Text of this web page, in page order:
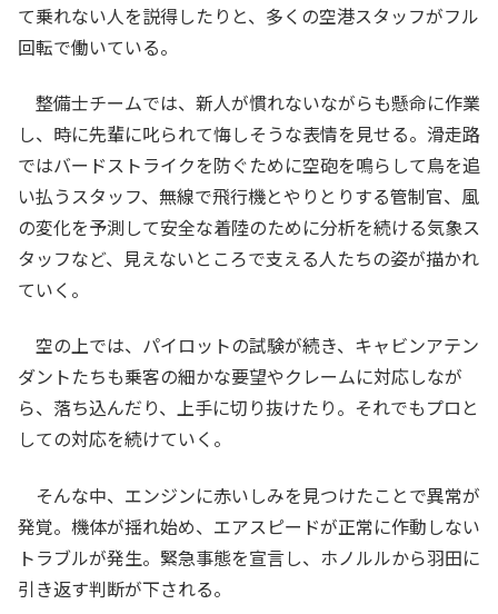
て乗れない人を説得したりと、多くの空港スタッフがフル
回転で働いている。
整備士チームでは、新人が慣れないながらも懸命に作業
し、時に先輩に叱られて悔しそうな表情を見せる。滑走路
ではバードストライクを防ぐために空砲を鳴らして鳥を追
い払うスタッフ、無線で飛行機とやりとりする管制官、風
の変化を予測して安全な着陸のために分析を続ける気象ス
タッフなど、見えないところで支える人たちの姿が描かれ
ていく。
空の上では、パイロットの試験が続き、キャビンアテン
ダントたちも乗客の細かな要望やクレームに対応しなが
ら、落ち込んだり、上手に切り抜けたり。それでもプロと
しての対応を続けていく。
そんな中、エンジンに赤いしみを見つけたことで異常が
発覚。機体が揺れ始め、エアスピードが正常に作動しない
トラブルが発生。緊急事態を宣言し、ホノルルから羽田に
引き返す判断が下される。